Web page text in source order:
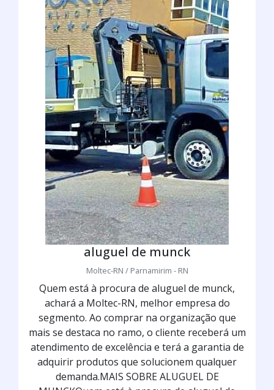
aluguel de munck
Moltec-RN / Parnamirim - RN
Quem está à procura de aluguel de munck,
achará a Moltec-RN, melhor empresa do
segmento. Ao comprar na organização que
mais se destaca no ramo, o cliente receberá um
atendimento de excelência e terá a garantia de
adquirir produtos que solucionem qualquer
demanda.MAIS SOBRE ALUGUEL DE